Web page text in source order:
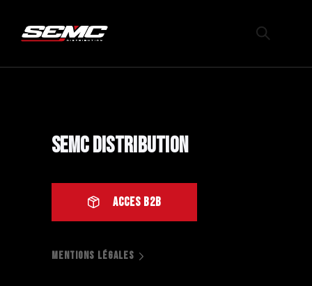
SEMC Distribution
ACCES B2B
MENTIONS LÉGALES